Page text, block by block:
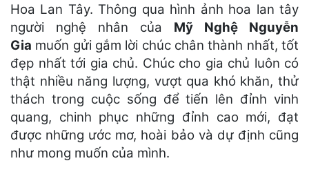
Hoa Lan Tây. Thông qua hình ảnh hoa lan tây
người nghệ nhân của Mỹ Nghệ Nguyễn
Gia muốn gửi gắm lời chúc chân thành nhất, tốt
đẹp nhất tới gia chủ. Chúc cho gia chủ luôn có
thật nhiều năng lượng, vượt qua khó khăn, thử
thách trong cuộc sống để tiến lên đỉnh vinh
quang, chinh phục những đỉnh cao mới, đạt
được những ước mơ, hoài bảo và dự định cũng
như mong muốn của mình.